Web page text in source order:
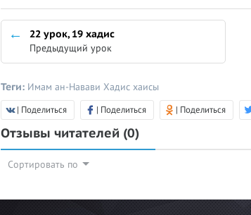
22 урок, 19 хадис
Предыдущий урок
Теги: Имам ан-Навави Хадис хаисы
| Поделиться | Поделиться | Поделиться
Отзывы читателей (0)
Сортировать по